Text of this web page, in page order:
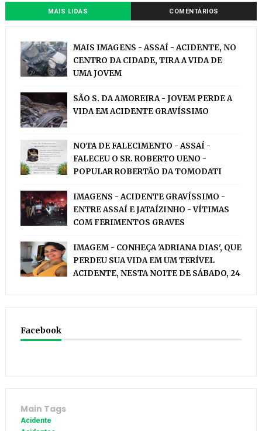
MAIS LIDAS COMENTÁRIOS
MAIS IMAGENS - ASSAÍ - ACIDENTE, NO
CENTRO DA CIDADE, TIRA A VIDA DE
UMA JOVEM
SÃO S. DA AMOREIRA - JOVEM PERDE A
VIDA EM ACIDENTE GRAVÍSSIMO
NOTA DE FALECIMENTO - ASSAÍ -
FALECEU O SR. ROBERTO UENO -
POPULAR ROBERTÃO DA TOMODATI
IMAGENS - ACIDENTE GRAVÍSSIMO -
ENTRE ASSAÍ E JATAÍZINHO - VÍTIMAS
COM FERIMENTOS GRAVES
IMAGEM - CONHEÇA 'ADRIANA DIAS', QUE
PERDEU SUA VIDA EM UM TERÍVEL
ACIDENTE, NESTA NOITE DE SÁBADO, 24
Facebook
Main Tags
Acidente